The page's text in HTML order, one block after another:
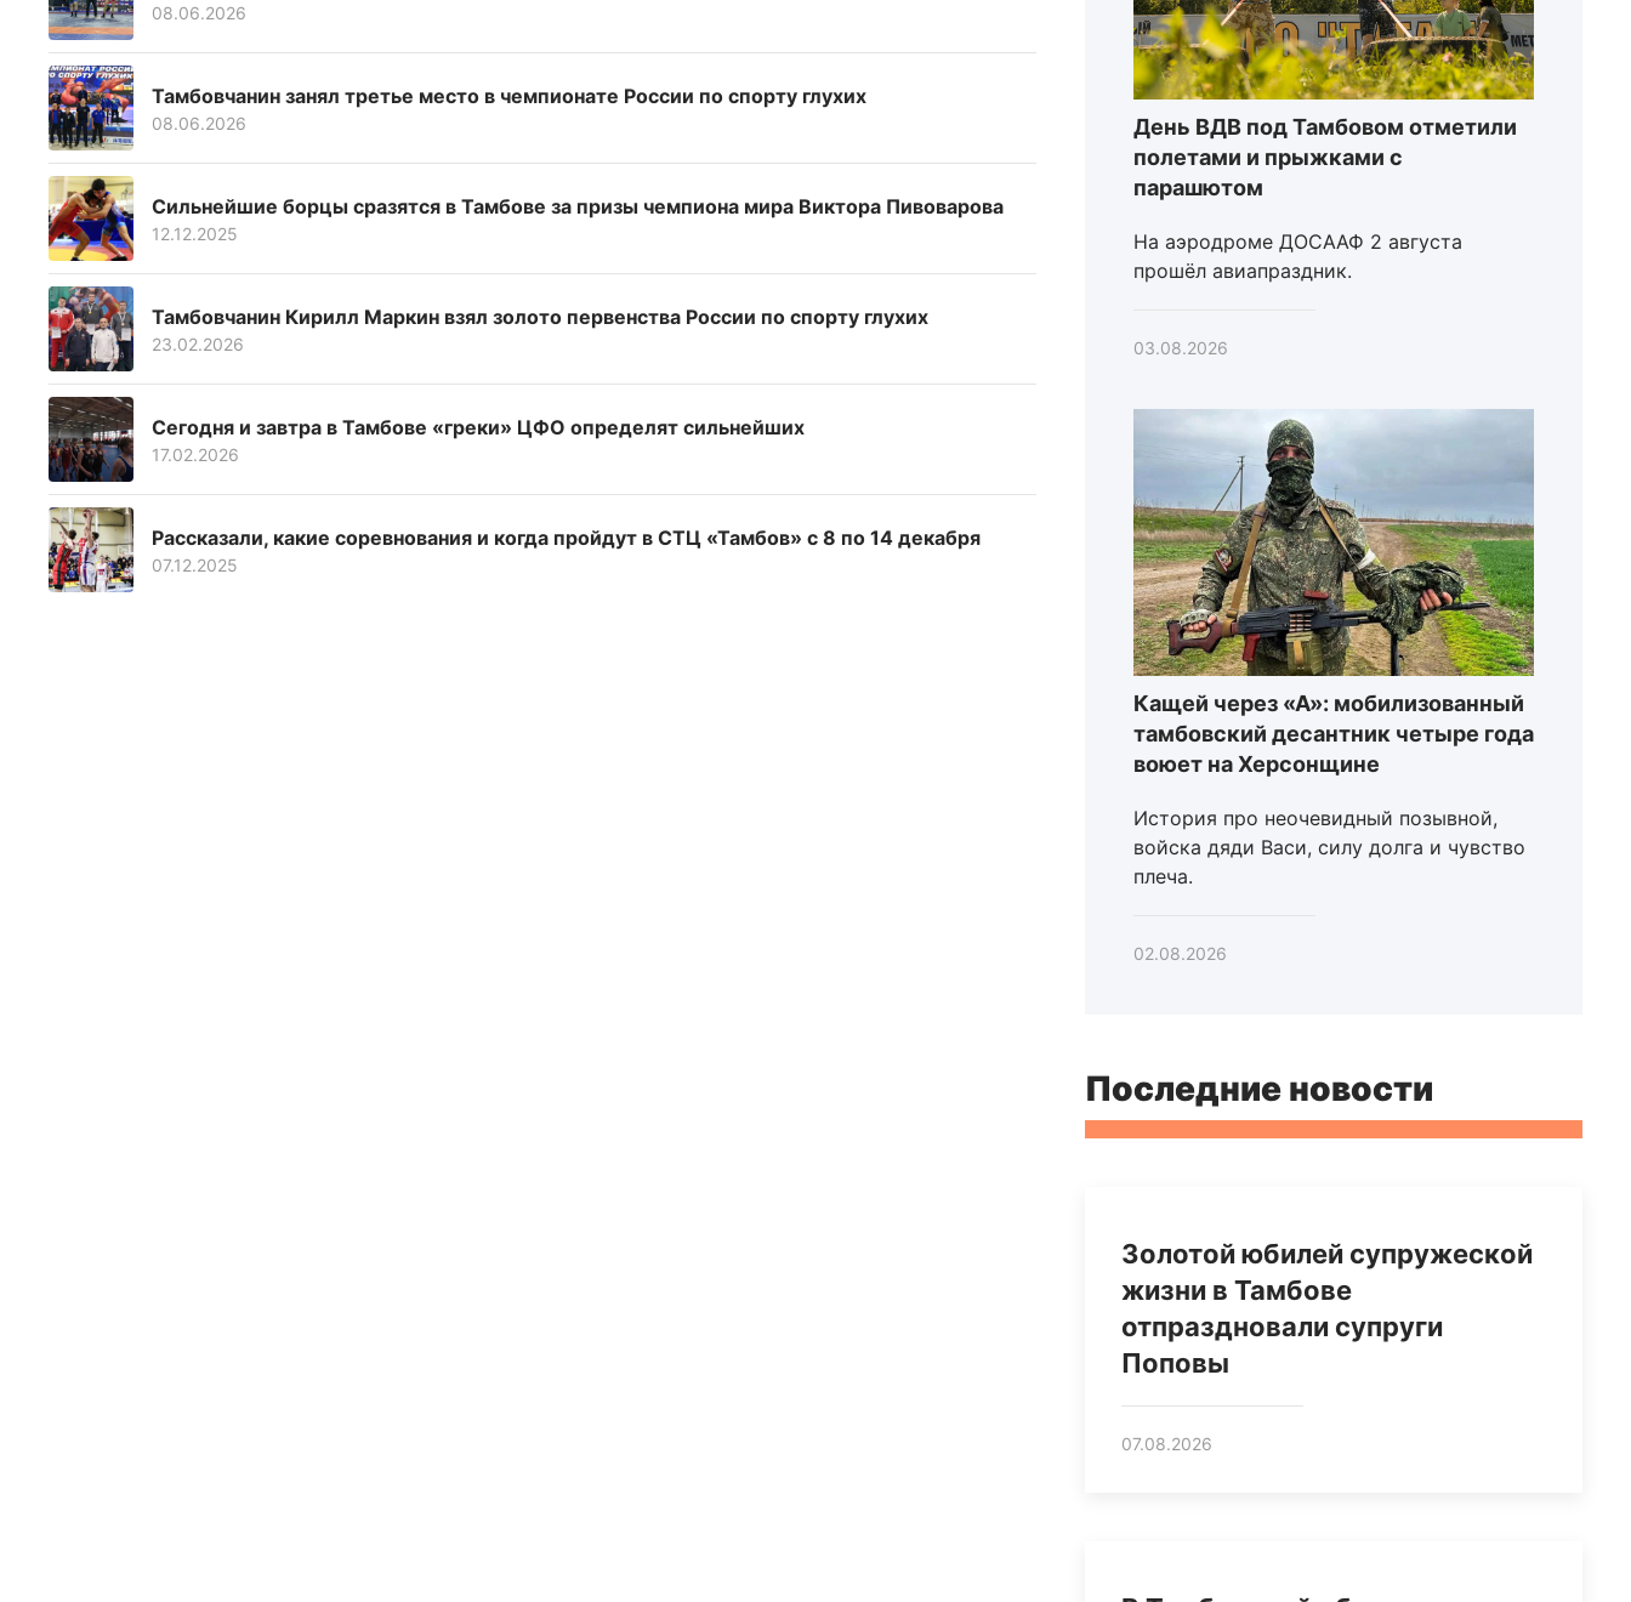
08.06.2026
Тамбовчанин занял третье место в чемпионате России по спорту глухих
08.06.2026
Сильнейшие борцы сразятся в Тамбове за призы чемпиона мира Виктора Пивоварова
12.12.2025
Тамбовчанин Кирилл Маркин взял золото первенства России по спорту глухих
23.02.2026
Сегодня и завтра в Тамбове «греки» ЦФО определят сильнейших
17.02.2026
Рассказали, какие соревнования и когда пройдут в СТЦ «Тамбов» с 8 по 14 декабря
07.12.2025
День ВДВ под Тамбовом отметили
полетами и прыжками с
парашютом
На аэродроме ДОСААФ 2 августа
прошёл авиапраздник.
03.08.2026
Кащей через «А»: мобилизованный
тамбовский десантник четыре года
воюет на Херсонщине
История про неочевидный позывной,
войска дяди Васи, силу долга и чувство
плеча.
02.08.2026
Последние новости
Золотой юбилей супружеской
жизни в Тамбове
отпраздновали супруги
Поповы
07.08.2026